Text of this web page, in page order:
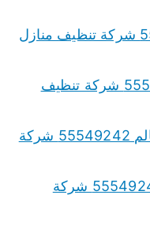
تنظيف منازل الدسمة 55549242 شركة تنظيف منازل
تنظيف منازل المنصورية 55549242 شركة تنظيف
تنظيف منازل ضاحية عبدالله السالم 55549242 شركة
تنظيف منازل الشويخ السكنية 55549242 شركة